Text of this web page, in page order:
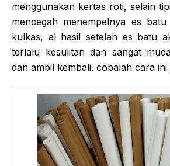
menggunakan kertas roti, selain
mencegah menempelnya es
kulkas, al hasil setelah es batu
terlalu kesulitan dan sangat
dan ambil kembali. cobalah cara ini